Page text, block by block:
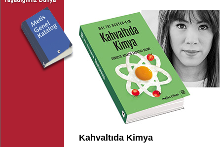
Kahvaltıda Kimya